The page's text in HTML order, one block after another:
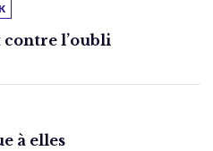
l’oubli
à elles